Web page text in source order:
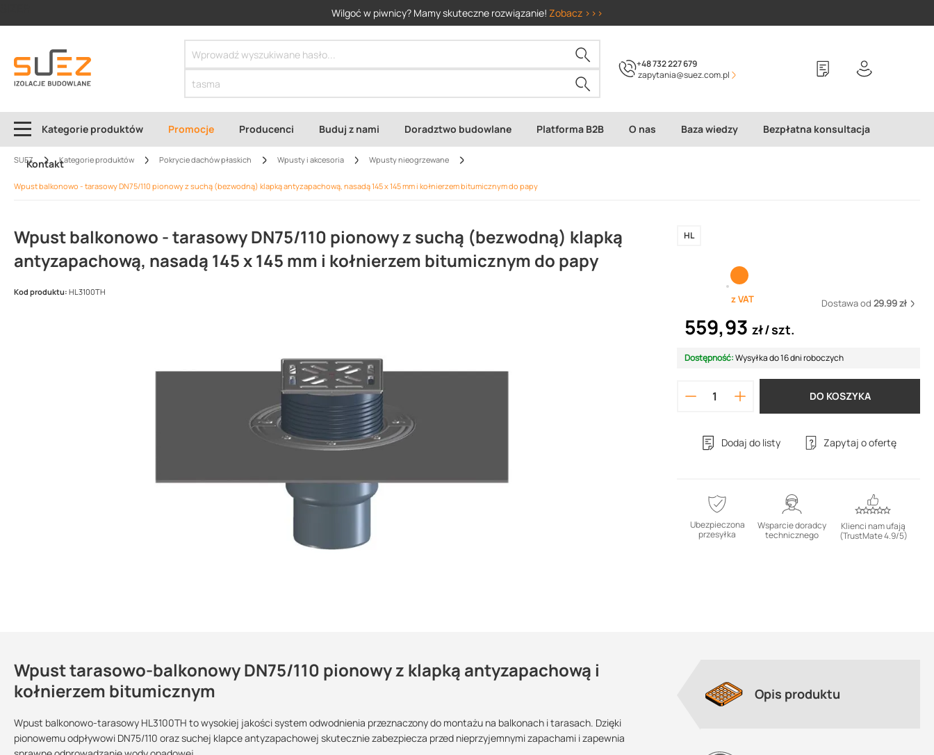
Wilgoć w piwnicy? Mamy skuteczne rozwiązanie! Zobacz >>>
+48 732 227 679
zapytania@suez.com.pl
Kategorie produktów Promocje Producenci Buduj z nami Doradztwo budowlane Platforma B2B O nas Baza wiedzy Bezpłatna konsultacja
Kontakt
SUEZ Kategorie produktów Pokrycie dachów płaskich Wpusty i akcesoria Wpusty nieogrzewane
Wpust balkonowo - tarasowy DN75/110 pionowy z suchą (bezwodną) klapką antyzapachową, nasadą 145 x 145 mm i kołnierzem bitumicznym do papy
Wpust balkonowo - tarasowy DN75/110 pionowy z suchą (bezwodną) klapką
antyzapachową, nasadą 145 x 145 mm i kołnierzem bitumicznym do papy
HL
Kod produktu: HL3100TH
z VAT Dostawa od 29.99 zł
559,93 zł szt.
Dostępność:Wysyłka do 16 dni roboczych
DO KOSZYKA
Dodaj do listy Zapytaj o ofertę
Ubezpieczona
przesyłka
Wsparcie doradcy
technicznego
Klienci nam ufają
(TrustMate 4.9/5)
Wpust tarasowo-balkonowy DN75/110 pionowy z klapką antyzapachową i
kołnierzem bitumicznym
Wpust balkonowo-tarasowy HL3100TH to wysokiej jakości system odwodnienia przeznaczony do montażu na balkonach i tarasach. Dzięki
pionowemu odpływowi DN75/110 oraz suchej klapce antyzapachowej skutecznie zabezpiecza przed nieprzyjemnymi zapachami i zapewnia
Wpust ogrzewany?:
Sprzedajemy na:
Podlega zwrotowi?:
Kontakt
Maszy pytania lub wątpliwości?
Skontaktuj się z nami
Opis produktu